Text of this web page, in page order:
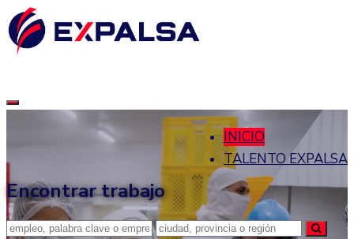
INICIO
TALENTO EXPALSA
Encontrar trabajo